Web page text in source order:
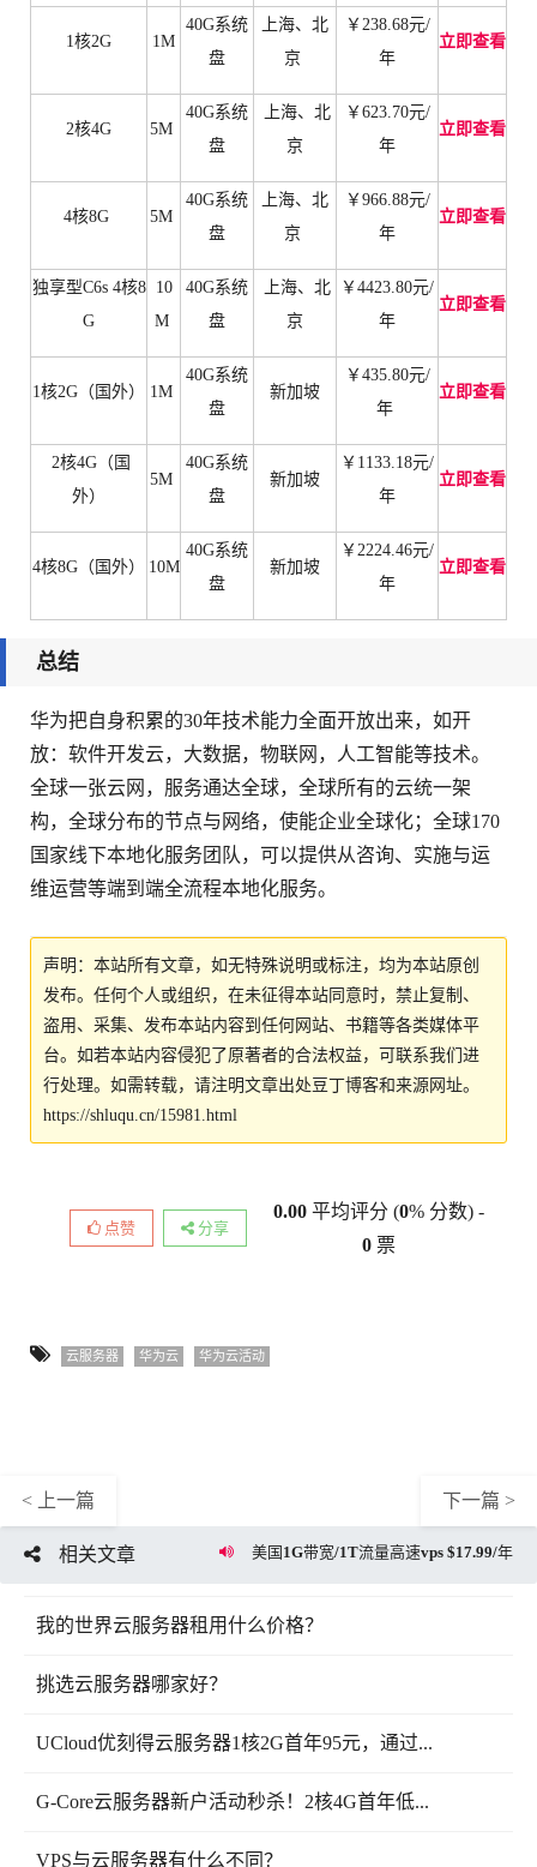
1核2G 1M
40G系统
盘
上海、 北
京
￥ 238.68元/
年
立即查看
2核4G 5M
40G系统
盘
上海、 北
京
￥ 623.70元/
年
立即查看
4核8G 5M
40G系统
盘
上海、 北
京
￥ 966.88元/
年
立即查看
独享型C6s 4核8
G
10
M
40G系统
盘
上海、 北
京
￥ 4423.80元/
年
立即查看
1核2G（国外） 1M
40G系统
盘
新加坡
￥ 435.80元/
年
立即查看
2核4G（国
外）
5M
40G系统
盘
新加坡
￥ 1133.18元/
年
立即查看
4核8G（国外） 10M
40G系统
盘
新加坡
￥ 2224.46元/
年
立即查看
总结
华为把自身积累的30年技术能力全面开放出来，如开
放：软件开发云，大数据，物联网，人工智能等技术。
全球一张云网，服务通达全球，全球所有的云统一架
构，全球分布的节点与网络，使能企业全球化；全球170
国家线下本地化服务团队，可以提供从咨询、实施与运
维运营等端到端全流程本地化服务。
声明：本站所有文章，如无特殊说明或标注，均为本站原创
发布。任何个人或组织，在未征得本站同意时，禁止复制、
盗用、采集、发布本站内容到任何网站、书籍等各类媒体平
台。如若本站内容侵犯了原著者的合法权益，可联系我们进
行处理。如需转载，请注明文章出处豆丁博客和来源网址。
https://shluqu.cn/15981.html
点赞 分享
0.00 平均评分 (0% 分数) -
0 票
云服务器 华为云 华为云活动
< 上一篇 下一篇 >
相关文章 美国1G带宽/1T流量高速vps $17.99/年
我的世界云服务器租用什么价格？
挑选云服务器哪家好？
UCloud优刻得云服务器1核2G首年95元，通过...
G-Core云服务器新户活动秒杀！2核4G首年低...
VPS与云服务器有什么不同？